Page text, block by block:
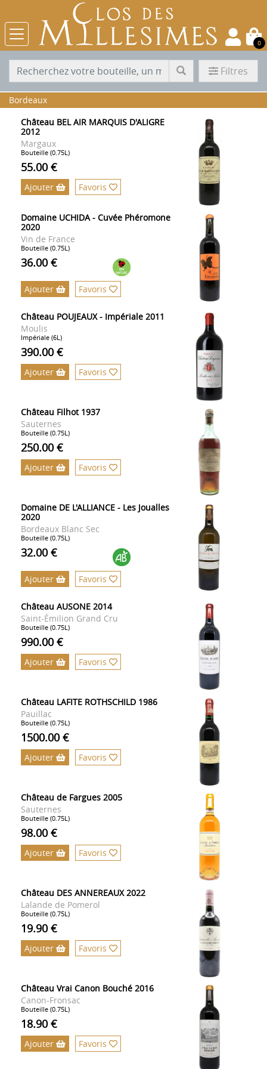
0
Filtres
Bordeaux
Château BEL AIR MARQUIS D'ALIGRE
2012
Margaux
Bouteille (0.75L)
55.00 €
Ajouter Favoris
Domaine UCHIDA - Cuvée Phéromone
2020
Vin de France
Bouteille (0.75L)
36.00 €
Ajouter Favoris
Château POUJEAUX - Impériale 2011
Moulis
Impériale (6L)
390.00 €
Ajouter Favoris
Château Filhot 1937
Sauternes
Bouteille (0.75L)
250.00 €
Ajouter Favoris
Domaine DE L'ALLIANCE - Les Joualles
2020
Bordeaux Blanc Sec
Bouteille (0.75L)
32.00 €
Ajouter Favoris
Château AUSONE 2014
Saint-Émilion Grand Cru
Bouteille (0.75L)
990.00 €
Ajouter Favoris
Château LAFITE ROTHSCHILD 1986
Pauillac
Bouteille (0.75L)
1500.00 €
Ajouter Favoris
Château de Fargues 2005
Sauternes
Bouteille (0.75L)
98.00 €
Ajouter Favoris
Château DES ANNEREAUX 2022
Lalande de Pomerol
Bouteille (0.75L)
19.90 €
Ajouter Favoris
Château Vrai Canon Bouché 2016
Canon-Fronsac
Bouteille (0.75L)
18.90 €
Ajouter Favoris